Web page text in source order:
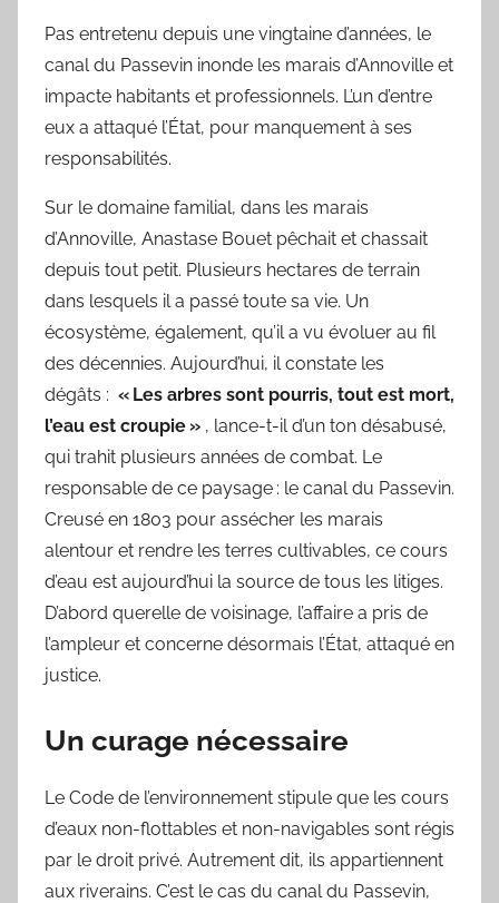
Pas entretenu depuis une vingtaine d’années, le
canal du Passevin inonde les marais d’Annoville et
impacte habitants et professionnels. L’un d’entre
eux a attaqué l’État, pour manquement à ses
responsabilités.
Sur le domaine familial, dans les marais
d’Annoville, Anastase Bouet pêchait et chassait
depuis tout petit. Plusieurs hectares de terrain
dans lesquels il a passé toute sa vie. Un
écosystème, également, qu’il a vu évoluer au fil
des décennies. Aujourd’hui, il constate les
dégâts : « Les arbres sont pourris, tout est mort,
l’eau est croupie » , lance-t-il d’un ton désabusé,
qui trahit plusieurs années de combat. Le
responsable de ce paysage : le canal du Passevin.
Creusé en 1803 pour assécher les marais
alentour et rendre les terres cultivables, ce cours
d’eau est aujourd’hui la source de tous les litiges.
D’abord querelle de voisinage, l’affaire a pris de
l’ampleur et concerne désormais l’État, attaqué en
justice.
Un curage nécessaire
Le Code de l’environnement stipule que les cours
d’eaux non-flottables et non-navigables sont régis
par le droit privé. Autrement dit, ils appartiennent
aux riverains. C’est le cas du canal du Passevin,